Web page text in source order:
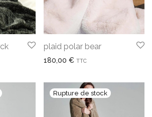
plaid polar bear
180,00 € TTC